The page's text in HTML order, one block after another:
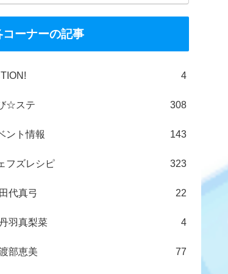
コーナーの記事
4
☆ステ 308
ント情報 143
フズレシピ 323
田代真弓 22
羽真梨菜 4
部恵美 77